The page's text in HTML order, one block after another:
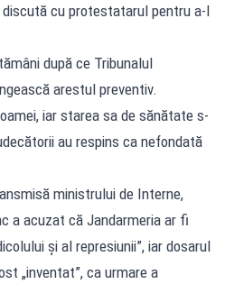
cu protestatarul pentru a-l
după ce Tribunalul
arestul preventiv.
iar starea sa de sănătate s-
au respins ca nefondată
ministrului de Interne,
a acuzat că Jandarmeria ar fi
și al represiunii”, iar dosarul
„inventat”, ca urmare a